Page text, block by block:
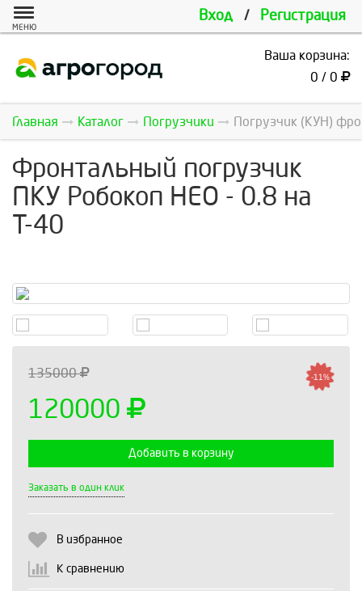
Вход / Регистрация
МЕНЮ
Ваша корзина:
0 / 0
Главная Каталог Погрузчики Погрузчик (КУН)
Фронтальный погрузчик
ПКУ Робокоп НЕО - 0.8 на
Т-40
135000
120000
-11%
Выберите количество:
Продолжить
Добавить в корзину
Заказать в один клик
В избранное
К сравнению